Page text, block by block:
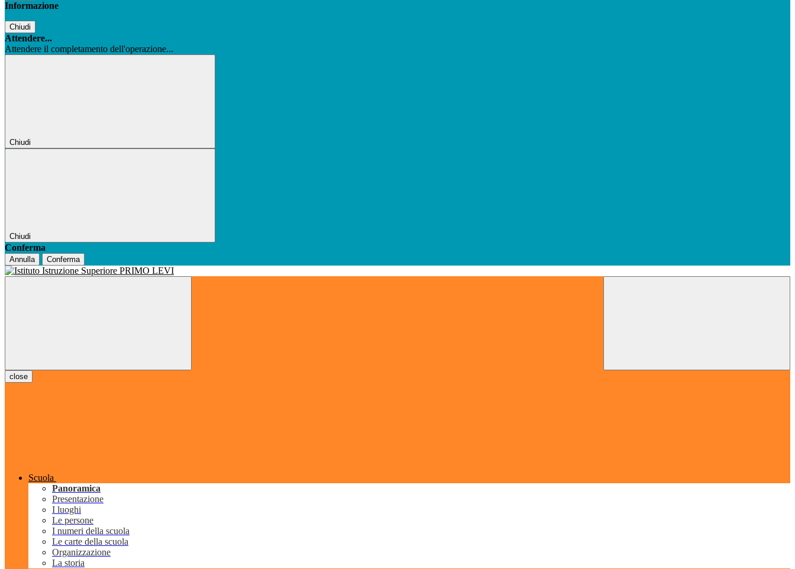
Informazione
Chiudi
Attendere...
Attendere il completamento dell'operazione...
Chiudi
Chiudi
Conferma
Annulla Conferma
close
Scuola
Panoramica
Presentazione
I luoghi
Le persone
I numeri della scuola
Le carte della scuola
Organizzazione
La storia